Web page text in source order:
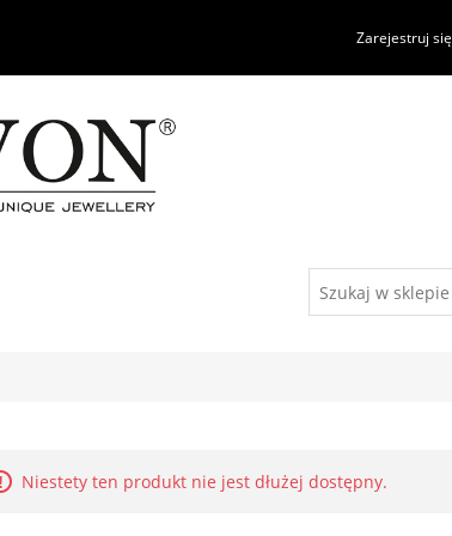
Zarejestruj się
Niestety ten produkt nie jest dłużej dostępny.